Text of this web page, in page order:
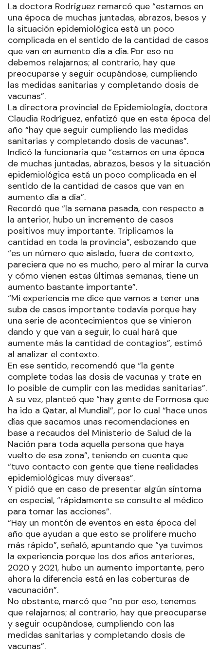
La doctora Rodríguez remarcó que “estamos en
una época de muchas juntadas, abrazos, besos y
la situación epidemiológica está un poco
complicada en el sentido de la cantidad de casos
que van en aumento día a día. Por eso no
debemos relajarnos; al contrario, hay que
preocuparse y seguir ocupándose, cumpliendo
las medidas sanitarias y completando dosis de
vacunas”.
La directora provincial de Epidemiología, doctora
Claudia Rodríguez, enfatizó que en esta época del
año “hay que seguir cumpliendo las medidas
sanitarias y completando dosis de vacunas”.
Indicó la funcionaria que “estamos en una época
de muchas juntadas, abrazos, besos y la situación
epidemiológica está un poco complicada en el
sentido de la cantidad de casos que van en
aumento día a día”.
Recordó que “la semana pasada, con respecto a
la anterior, hubo un incremento de casos
positivos muy importante. Triplicamos la
cantidad en toda la provincia”, esbozando que
“es un número que aislado, fuera de contexto,
pareciera que no es mucho, pero al mirar la curva
y cómo vienen estas últimas semanas, tiene un
aumento bastante importante”.
“Mi experiencia me dice que vamos a tener una
suba de casos importante todavía porque hay
una serie de acontecimientos que se vinieron
dando y que van a seguir, lo cual hará que
aumente más la cantidad de contagios”, estimó
al analizar el contexto.
En ese sentido, recomendó que “la gente
complete todas las dosis de vacunas y trate en
lo posible de cumplir con las medidas sanitarias”.
A su vez, planteó que “hay gente de Formosa que
ha ido a Qatar, al Mundial”, por lo cual “hace unos
días que sacamos unas recomendaciones en
base a recaudos del Ministerio de Salud de la
Nación para toda aquella persona que haya
vuelto de esa zona”, teniendo en cuenta que
“tuvo contacto con gente que tiene realidades
epidemiológicas muy diversas”.
Y pidió que en caso de presentar algún síntoma
en especial, “rápidamente se consulte al médico
para tomar las acciones”.
“Hay un montón de eventos en esta época del
año que ayudan a que esto se prolifere mucho
más rápido”, señaló, apuntando que “ya tuvimos
la experiencia porque los dos años anteriores,
2020 y 2021, hubo un aumento importante, pero
ahora la diferencia está en las coberturas de
vacunación”.
No obstante, marcó que “no por eso, tenemos
que relajarnos; al contrario, hay que preocuparse
y seguir ocupándose, cumpliendo con las
medidas sanitarias y completando dosis de
vacunas”.